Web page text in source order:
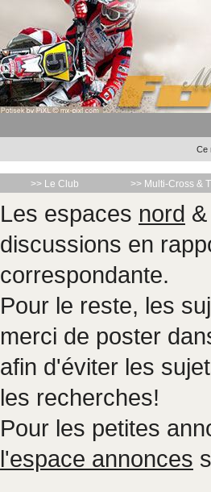
Ce
>> Le Club >> Multi-Cross &
Les espaces nord
discussions en
correspondante.
Pour le reste, les
merci de poster
afin d'éviter les
les recherches!
Pour les petites
l'espace annonces